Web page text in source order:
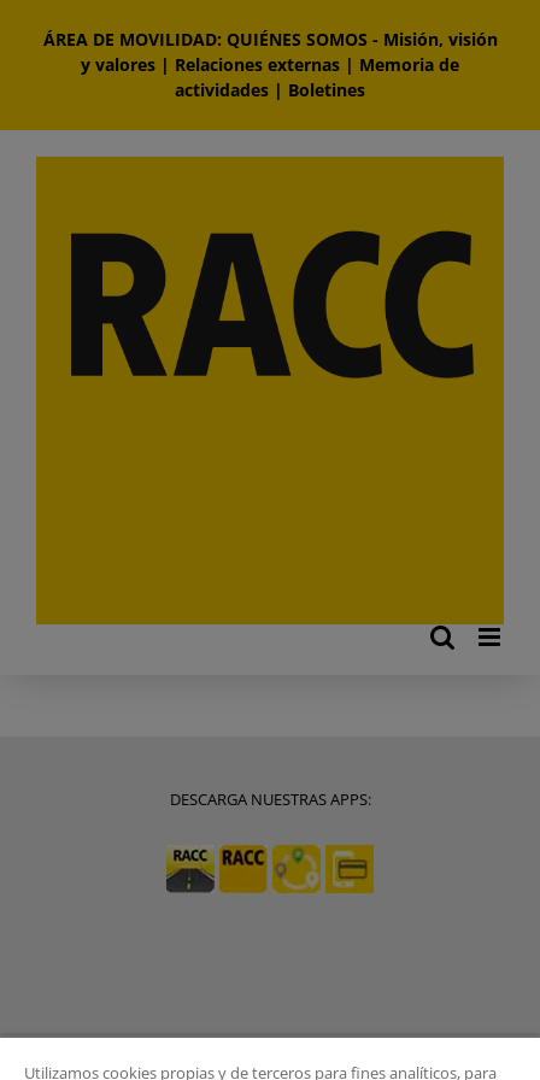
contenido
ÁREA DE MOVILIDAD: QUIÉNES SOMOS - Misión, visión
y valores | Relaciones externas | Memoria de
actividades | Boletines
DESCARGA NUESTRAS APPS:
Utilizamos cookies propias y de terceros para fines analíticos, para